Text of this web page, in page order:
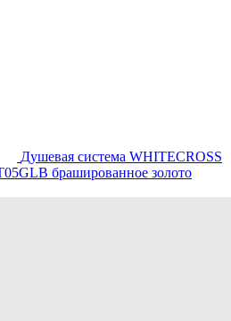
Душевая система WHITECROSS
брашированное золото